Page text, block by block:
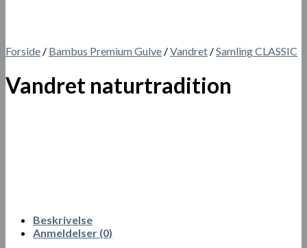
Forside / Bambus Premium Gulve /Vandret /Samling CLASSIC
Vandret naturtradition
Beskrivelse
Anmeldelser (0)